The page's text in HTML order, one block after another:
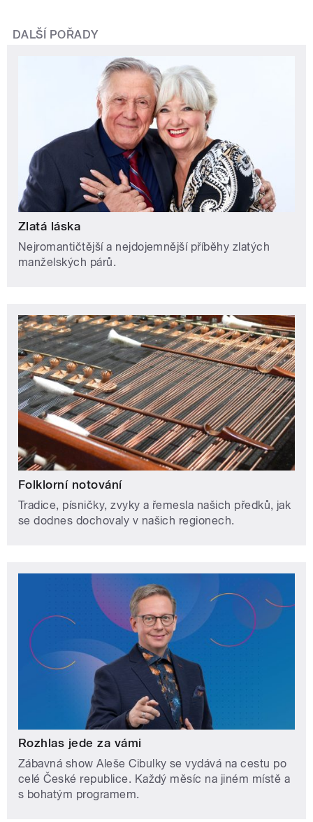
DALŠÍ POŘADY
Zlatá láska
Nejromantičtější a nejdojemnější příběhy zlatých
manželských párů.
Folklorní notování
Tradice, písničky, zvyky a řemesla našich předků, jak
se dodnes dochovaly v našich regionech.
Rozhlas jede za vámi
Zábavná show Aleše Cibulky se vydává na cestu po
celé České republice. Každý měsíc na jiném místě a
s bohatým programem.